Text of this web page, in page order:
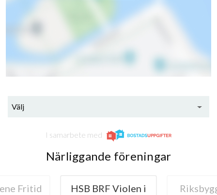
Välj
I samarbete med
Närliggande föreningar
Fritid
HSB BRF Violen i